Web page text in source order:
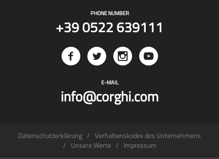
PHONE NUMBER
+39 0522 639111
E-MAIL
info@corghi.com
Datenschutzerklärung
Verhaltenskodex des Unternehmens
Unsere Werte
Impressum